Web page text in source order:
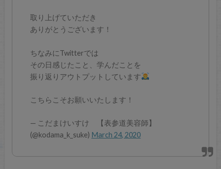
取り上げていただき
ありがとうございます！
ちなみにTwitterでは
その日感じたこと、学んだことを
振り返りアウトプットしています
こちらこそお願いいたします！
— こだまけいすけ 【表参道美容師】
(@kodama_k_suke) March 24, 2020